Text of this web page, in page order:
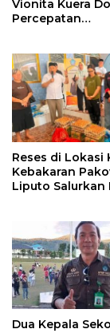
Vionita Kuera
Percepatan
Reses di Lokasi
Kebakaran
Liputo Salurkan
Dua Kepala